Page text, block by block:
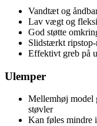
Vandtæt og
Lav vægt og
God støtte
Slidstærkt ripstop-
Effektivt greb på
Ulemper
Mellemhøj model
støvler
Kan føles mindre